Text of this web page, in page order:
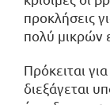
προκλήσεις
πολύ μικρών
Πρόκειται
διεξάγεται